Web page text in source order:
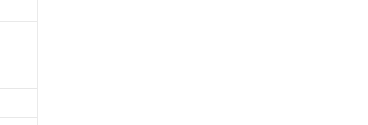
異なる場合があることをご了承くださ
客様担当のオムロン制御機器販売店・
臭化ジフェニルエーテル類(PBDE) 1000ppm以下、
を示します。
とを示します。
フタル酸ブチルベンジル) : 1000ppm、
たはその他武器並びにこれらの製造装